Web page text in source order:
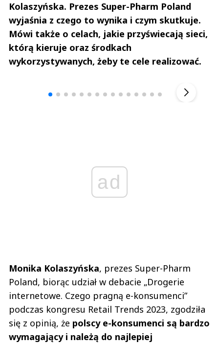
Kolaszyńska. Prezes Super-Pharm Poland
wyjaśnia z czego to wynika i czym skutkuje.
Mówi także o celach, jakie przyświecają sieci,
którą kieruje oraz środkach
wykorzystywanych, żeby te cele realizować.
ad
Monika Kolaszyńska, prezes Super-Pharm
Poland, biorąc udział w debacie „Drogerie
internetowe. Czego pragną e-konsumenci”
podczas kongresu Retail Trends 2023, zgodziła
się z opinią, że polscy e-konsumenci są bardzo
wymagający i należą do najlepiej